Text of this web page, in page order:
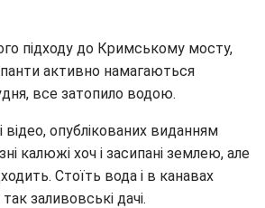
підходу до Кримському мосту,
активно намагаються
все затопило водою.
опублікованих виданням
калюжі хоч і засипані землею, але
Стоїть вода і в канавах
заливовські дачі.